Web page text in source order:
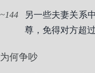
144
另一些夫妻关系
尊，免得对方超
为何争吵